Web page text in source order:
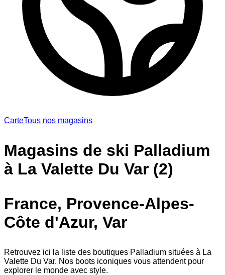
CarteTous nos magasins
Magasins de ski Palladium
à La Valette Du Var (2)
France, Provence-Alpes-
Côte d'Azur, Var
Retrouvez ici la liste des boutiques Palladium situées à La
Valette Du Var. Nos boots iconiques vous attendent pour
explorer le monde avec style.